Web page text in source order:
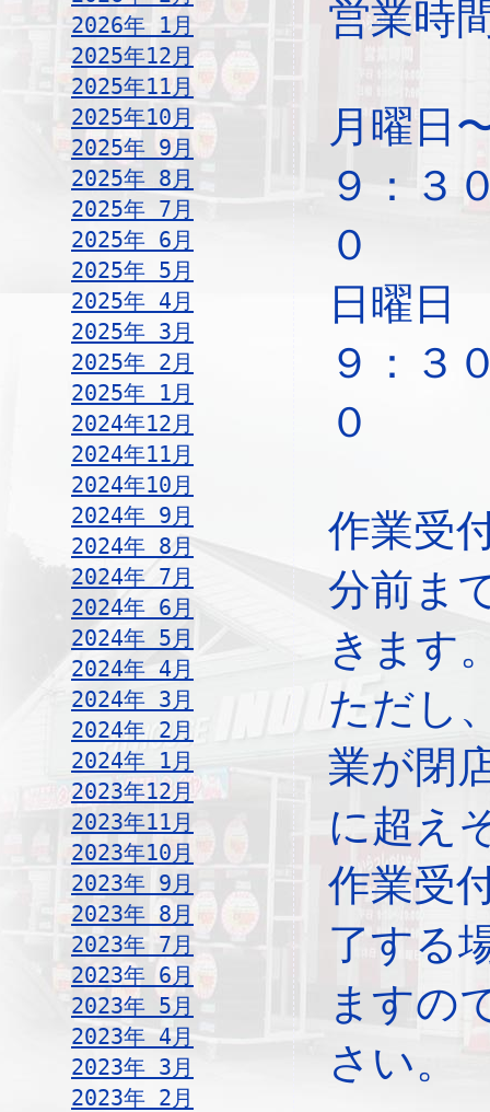
2026年 1月
2025年12月
2025年11月
2025年10月
2025年 9月
2025年 8月
2025年 7月
2025年 6月
2025年 5月
2025年 4月
2025年 3月
2025年 2月
2025年 1月
2024年12月
2024年11月
2024年10月
2024年 9月
2024年 8月
2024年 7月
2024年 6月
2024年 5月
2024年 4月
2024年 3月
2024年 2月
2024年 1月
2023年12月
2023年11月
2023年10月
2023年 9月
2023年 8月
2023年 7月
2023年 6月
2023年 5月
2023年 4月
2023年 3月
2023年 2月
営業時
月曜
９：３
０
日
９：３
０
作業受
分前ま
きます
ただし
業が閉
に超え
作業受
了する
ますの
さい。